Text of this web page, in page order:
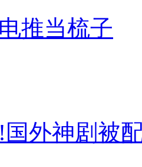
推当梳子
外神剧被